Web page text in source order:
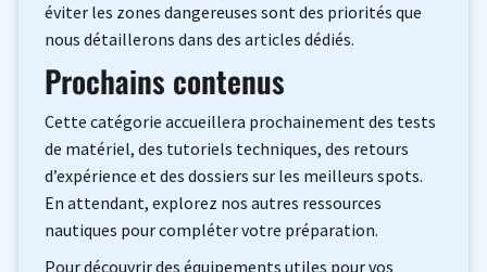
éviter les zones dangereuses sont des priorités que
nous détaillerons dans des articles dédiés.
Prochains contenus
Cette catégorie accueillera prochainement des tests
de matériel, des tutoriels techniques, des retours
d’expérience et des dossiers sur les meilleurs spots.
En attendant, explorez nos autres ressources
nautiques pour compléter votre préparation.
Pour découvrir des équipements utiles pour vos